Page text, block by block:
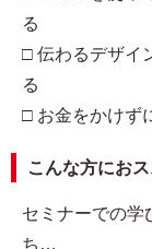
る
□ 伝わるデザイ
る
□ お金をかけず
こんな方にお
セミナーでの学
ち…